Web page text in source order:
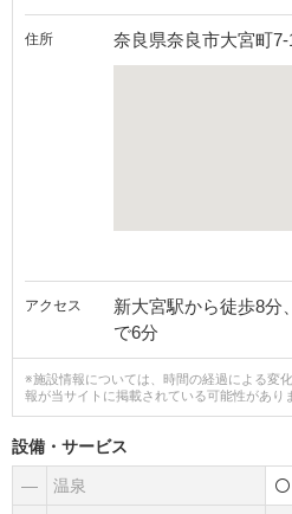
住所 奈良県奈良市大宮町7-
アクセス
新大宮駅から徒歩8分
で6分
※施設情報については、時間の経過による変
報が当サイトに掲載されている可能性があり
設備・サービス
― 温泉